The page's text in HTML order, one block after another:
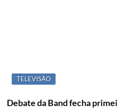
TELEVISÃO
Debate da Band fecha